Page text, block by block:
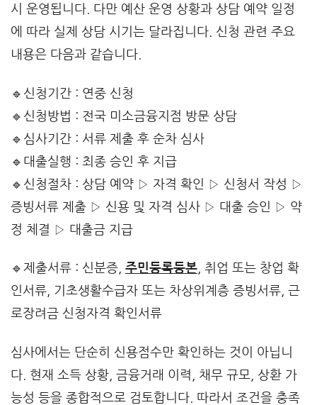
시 운영됩니다. 다만 예산 운영 상황과 상담 예약 일정
에 따라 실제 상담 시기는 달라집니다. 신청 관련 주요
내용은 다음과 같습니다.
🔹신청기간 : 연중 신청
🔹신청방법 : 전국 미소금융지점 방문 상담
🔹심사기간 : 서류 제출 후 순차 심사
🔹대출실행 : 최종 승인 후 지급
🔹신청절차 : 상담 예약 ▷ 자격 확인 ▷ 신청서 작성 ▷
증빙서류 제출 ▷ 신용 및 자격 심사 ▷ 대출 승인 ▷ 약
정 체결 ▷ 대출금 지급
🔹제출서류 : 신분증, 주민등록등본 , 취업 또는 창업 확
인서류, 기초생활수급자 또는 차상위계층 증빙서류, 근
로장려금 신청자격 확인서류
심사에서는 단순히 신용점수만 확인하는 것이 아닙니
다. 현재 소득 상황, 금융거래 이력, 채무 규모, 상환 가
능성 등을 종합적으로 검토합니다. 따라서 조건을 충족